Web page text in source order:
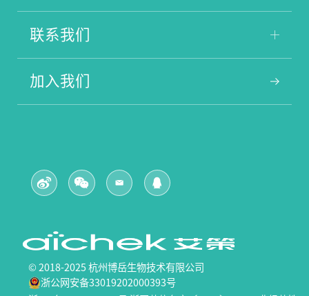
联系我们
加入我们
© 2018-2025 杭州博岳生物技术有限公司
浙公网安备33019202000393号